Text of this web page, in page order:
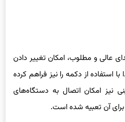
عالی و مطلوب، امکان تغییر دادن
استفاده از دکمه را نیز فراهم کرده
نیز امکان اتصال به دستگاه‌های
برای آن تعبیه شده است.